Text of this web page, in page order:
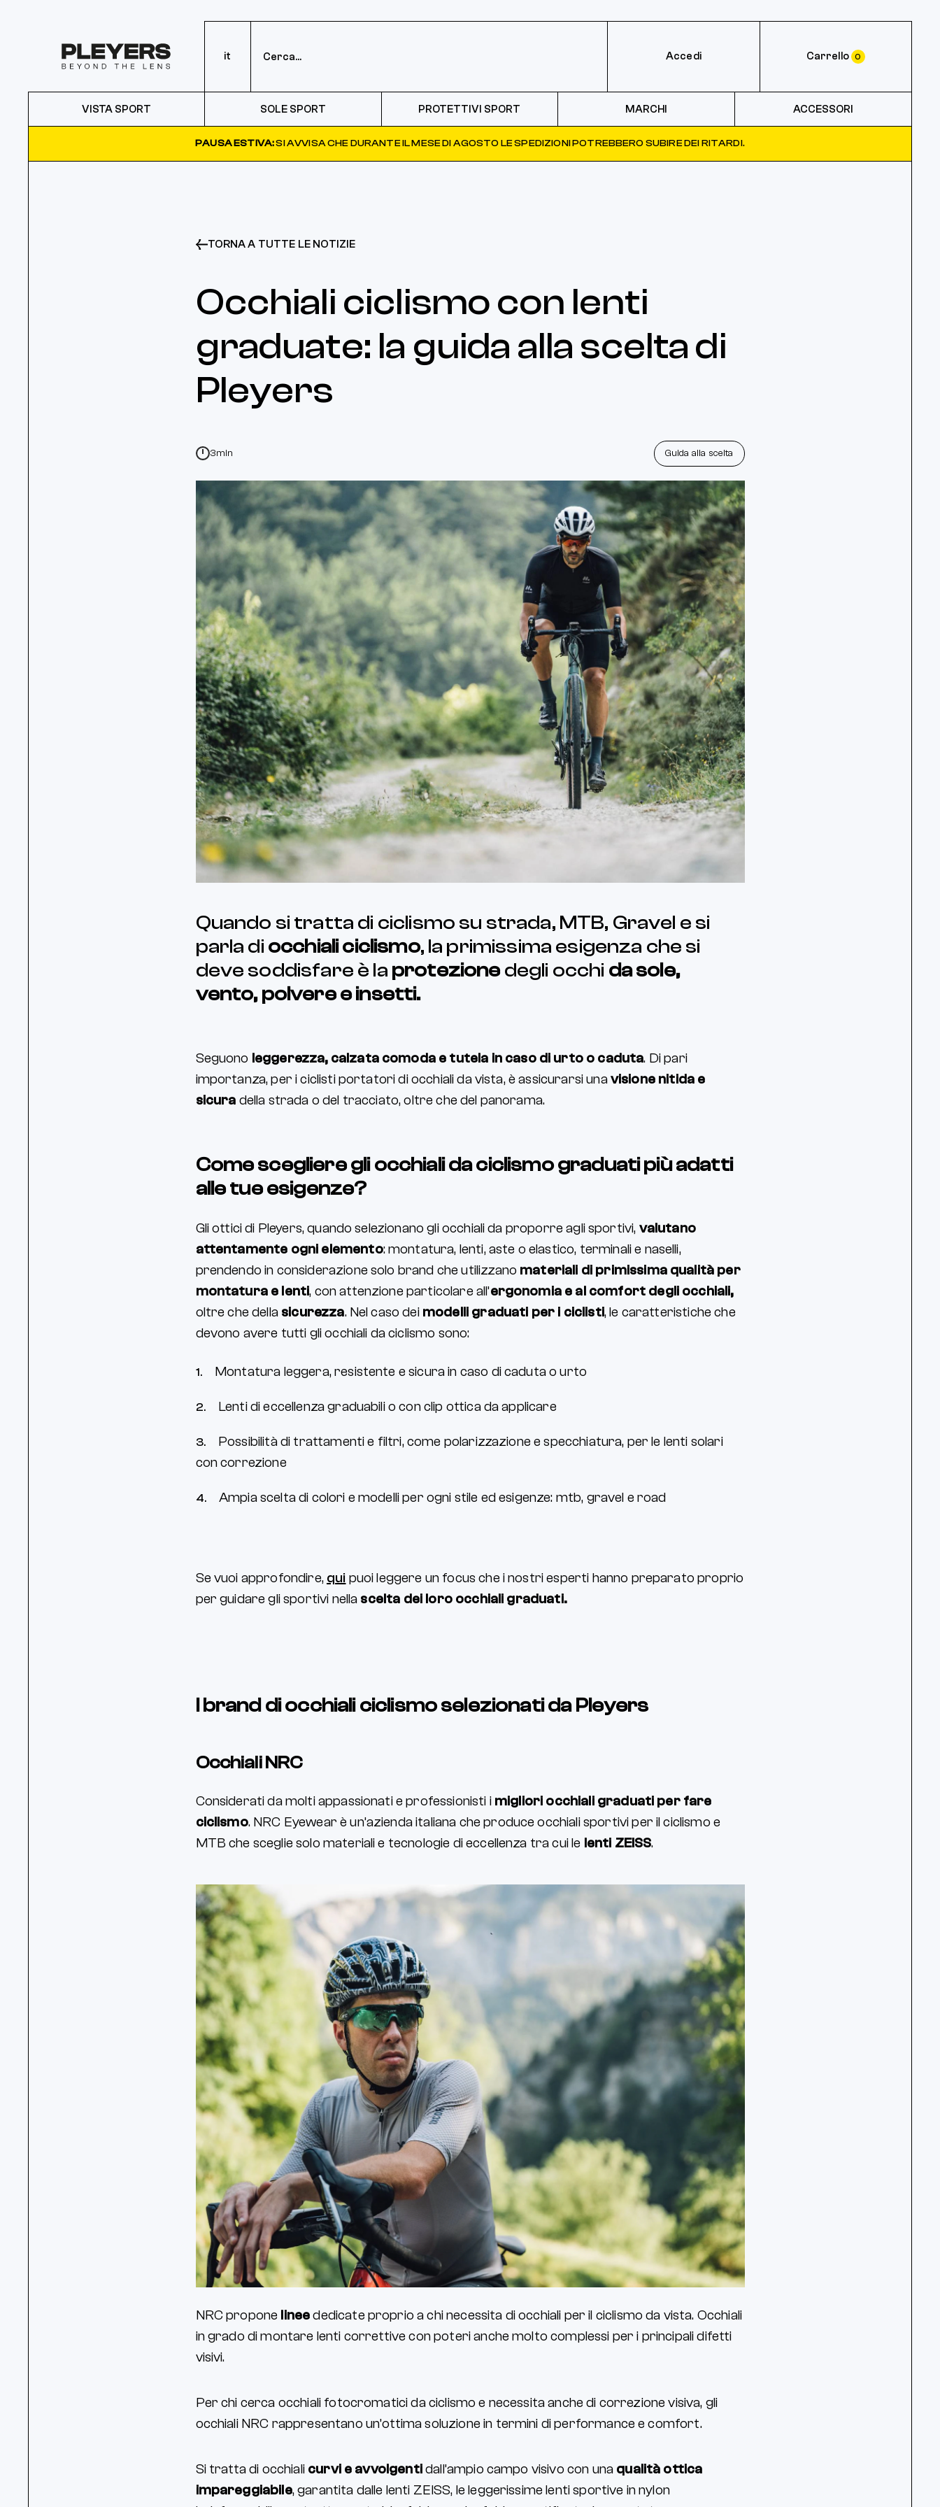
it Accedi Carrello 0
VISTA SPORT SOLE SPORT PROTETTIVI SPORT MARCHI ACCESSORI
PAUSA ESTIVA:SI AVVISA CHE DURANTE IL MESE DI AGOSTO LE SPEDIZIONI POTREBBERO SUBIRE DEI RITARDI.
TORNA A TUTTE LE NOTIZIE
Occhiali ciclismo con lenti
graduate: la guida alla scelta di
Pleyers
3min Guida alla scelta
Quando si tratta di ciclismo su strada, MTB, Gravel e si
parla di occhiali ciclismo, la primissima esigenza che si
deve soddisfare è la protezionedegli occhi da sole,
vento, polvere e insetti.
Seguono leggerezza, calzata comoda e tutela in caso di urto o caduta. Di pari
importanza, per i ciclisti portatori di occhiali da vista, è assicurarsi unavisione nitida e
sicura della strada o del tracciato, oltre che del panorama.
Come scegliere gli occhiali da ciclismo graduati più adatti
alle tue esigenze?
Gli ottici di Pleyers, quando selezionano gli occhiali da proporre agli sportivi, valutano
attentamente ogni elemento: montatura, lenti, aste o elastico, terminali e naselli,
prendendo in considerazione solo brand che utilizzano materiali di primissima qualità per
montatura e lenti, con attenzione particolare all’ergonomia e al comfort degli occhiali,
oltre che dellasicurezza. Nel caso dei modelli graduati per i ciclisti, le caratteristiche che
devono avere tutti gli occhiali da ciclismo sono:
Montatura leggera, resistente e sicura in caso di caduta o urto
Lenti di eccellenza graduabili o con clip ottica da applicare
Possibilità di trattamenti e filtri, come polarizzazione e specchiatura, per le lenti solari
con correzione
Ampia scelta di colori e modelli per ogni stile ed esigenze: mtb, gravel e road
Se vuoi approfondire, qui puoi leggere un focus che i nostri esperti hanno preparato proprio
per guidare gli sportivi nella scelta dei loro occhiali graduati.
I brand di occhiali ciclismo selezionati da Pleyers
Occhiali NRC
Considerati da molti appassionati e professionisti i migliori occhiali graduati per fare
ciclismo. NRC Eyewear è un’azienda italiana che produce occhiali sportivi per il ciclismo e
MTB che sceglie solo materiali e tecnologie di eccellenza tra cui le lenti ZEISS.
NRC propone lineededicate proprio a chi necessita di occhiali per il ciclismo da vista. Occhiali
in grado di montare lenti correttive con poteri anche molto complessi per i principali difetti
visivi.
Per chi cerca occhiali fotocromatici da ciclismo e necessita anche di correzione visiva, gli
occhiali NRC rappresentano un’ottima soluzione in termini di performance e comfort.
Si tratta di occhiali curvi e avvolgentidall’ampio campo visivo con una qualità ottica
impareggiabile, garantita dalle lenti ZEISS, le leggerissime lenti sportive in nylon